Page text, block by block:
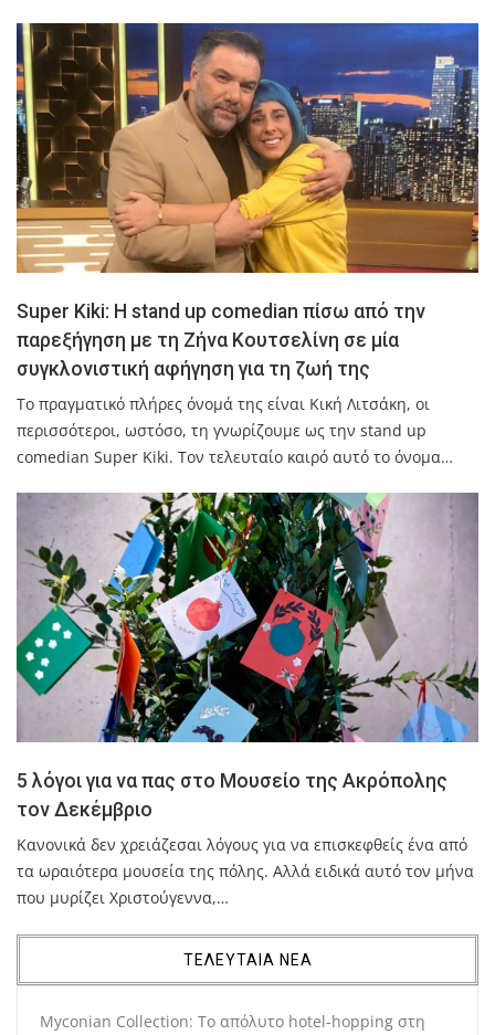
Super Kiki: Η stand up comedian πίσω από την
παρεξήγηση με τη Ζήνα Κουτσελίνη σε μία
συγκλονιστική αφήγηση για τη ζωή της
Το πραγματικό πλήρες όνομά της είναι Κική Λιτσάκη, οι
περισσότεροι, ωστόσο, τη γνωρίζουμε ως την stand up
comedian Super Kiki. Τον τελευταίο καιρό αυτό το όνομα…
5 λόγοι για να πας στο Μουσείο της Ακρόπολης
τον Δεκέμβριο
Κανονικά δεν χρειάζεσαι λόγους για να επισκεφθείς ένα από
τα ωραιότερα μουσεία της πόλης. Αλλά ειδικά αυτό τον μήνα
που μυρίζει Χριστούγεννα,…
ΤΕΛΕΥΤΑΙΑ ΝΕΑ
Myconian Collection: Το απόλυτο hotel-hopping στη